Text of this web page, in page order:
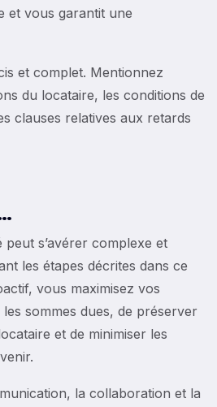
et vous garantit une
et complet. Mentionnez
du locataire, les conditions de
clauses relatives aux retards
s’avérer complexe et
les étapes décrites dans ce
vous maximisez vos
sommes dues, de préserver
et de minimiser les
la collaboration et la